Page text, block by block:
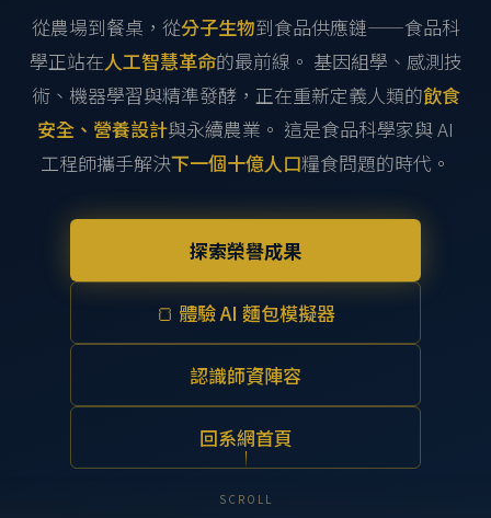
從農場到餐桌，從分子生物到食品供應鏈——食品科
學正站在人工智慧革命的最前線。 基因組學、感測技
術、機器學習與精準發酵，正在重新定義人類的飲食
安全、營養設計與永續農業。 這是食品科學家與 AI
工程師攜手解決下一個十億人口糧食問題的時代。
探索榮譽成果
🍞 體驗 AI 麵包模擬器
認識師資陣容
回系網首頁
SCROLL